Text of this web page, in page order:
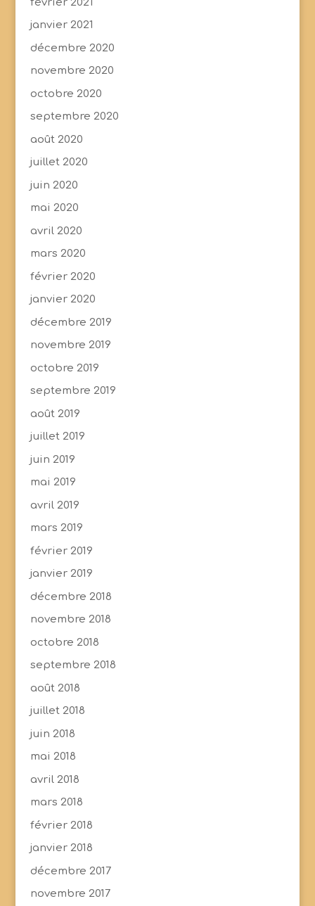
janvier 2021
décembre 2020
novembre 2020
octobre 2020
septembre 2020
août 2020
juillet 2020
juin 2020
mai 2020
avril 2020
mars 2020
février 2020
janvier 2020
décembre 2019
novembre 2019
octobre 2019
septembre 2019
août 2019
juillet 2019
juin 2019
mai 2019
avril 2019
mars 2019
février 2019
janvier 2019
décembre 2018
novembre 2018
octobre 2018
septembre 2018
août 2018
juillet 2018
juin 2018
mai 2018
avril 2018
mars 2018
février 2018
janvier 2018
décembre 2017
novembre 2017